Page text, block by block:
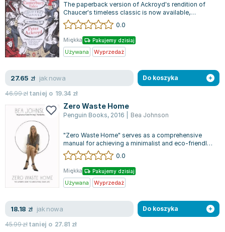
The paperback version of Ackroyd's rendition of
Chaucer's timeless classic is now available,
complete with an introduction and com...
0.0
Miękka Pakujemy dzisiaj
Używana Wyprzedaż
27.65 zł jak nowa
46.99złtaniej o 19.34 zł
Do koszyka
Zero Waste Home
Penguin Books, 2016 Bea Johnson
"Zero Waste Home" serves as a comprehensive
manual for achieving a minimalist and eco-friendly
lifestyle, crafted by Bea Johnson,...
0.0
Miękka Pakujemy dzisiaj
Używana Wyprzedaż
18.18 zł jak nowa
45.99złtaniej o 27.81 zł
Do koszyka